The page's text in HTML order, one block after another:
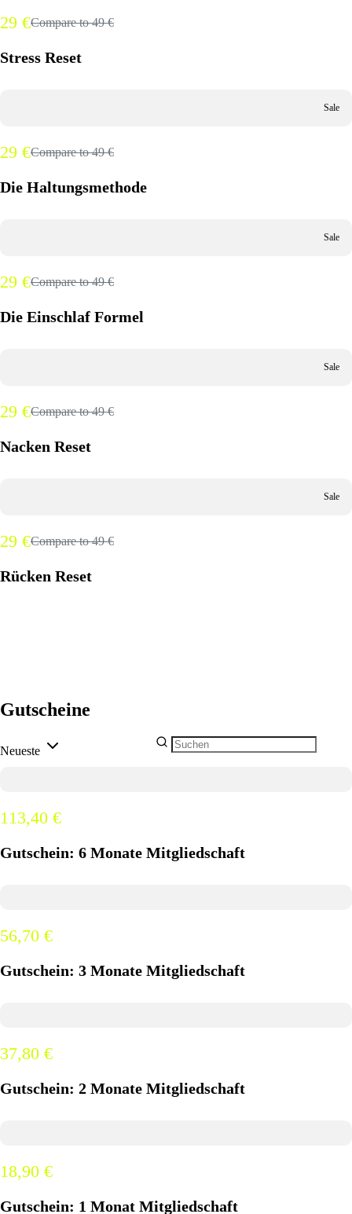
29 €Compare to49 €
Stress Reset
Sale
29 €Compare to49 €
Die Haltungsmethode
Sale
29 €Compare to49 €
Die Einschlaf Formel
Sale
29 €Compare to49 €
Nacken Reset
Sale
29 €Compare to49 €
Rücken Reset
Gutscheine
Neueste
113,40 €
Gutschein: 6 Monate Mitgliedschaft
56,70 €
Gutschein: 3 Monate Mitgliedschaft
37,80 €
Gutschein: 2 Monate Mitgliedschaft
18,90 €
Gutschein: 1 Monat Mitgliedschaft